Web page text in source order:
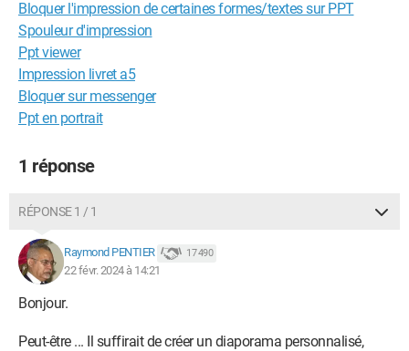
Bloquer l'impression de certaines formes/textes sur PPT
Spouleur d'impression
Ppt viewer
Impression livret a5
Bloquer sur messenger
Ppt en portrait
1 réponse
RÉPONSE 1 / 1
Raymond PENTIER 17 490
22 févr. 2024 à 14:21
Bonjour.
Peut-être ... Il suffirait de créer un diaporama personnalisé,